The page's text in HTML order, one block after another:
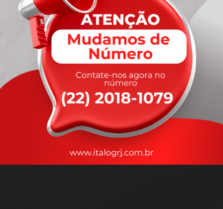
rapidez
que você precisa,
com a qualidade que vocêmerece.
Nossos motoristas são treinados para garantir a máxima
durante o transporte, com rastreamento em tempo real.